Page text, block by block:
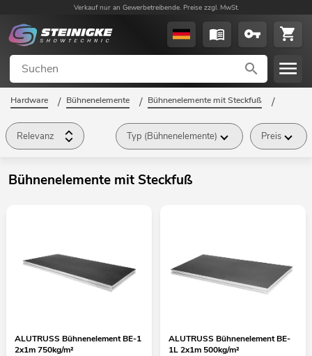
Verkauf nur an Gewerbetreibende. Preise zzgl. MwSt.
Hardware / Bühnenelemente / Bühnenelemente mit Steckfuß /
Relevanz Typ (Bühnenelemente) Preis
Bühnenelemente mit Steckfuß
ALUTRUSS Bühnenelement BE-1
2x1m 750kg/m²
ALUTRUSS Bühnenelement BE-
1L 2x1m 500kg/m²